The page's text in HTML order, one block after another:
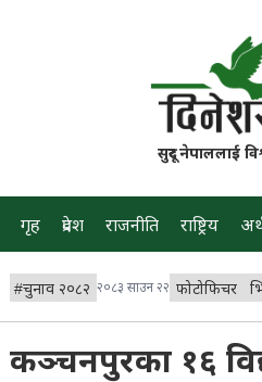
सुदूर नेपाललाई
गृह प्रदेश राजनीति राष्ट्रिय
#चुनाव २०८२ २०८३ साउन २२ फोटोफिचर
कञ्चनपुरका १६